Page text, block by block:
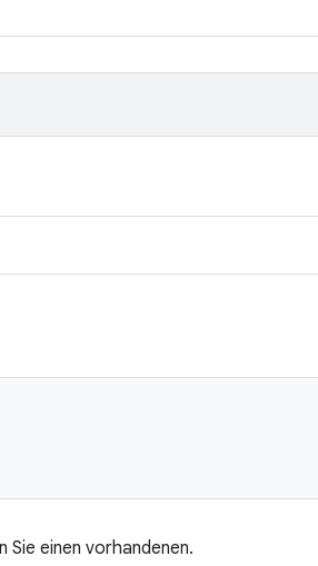
Sie einen vorhandenen.